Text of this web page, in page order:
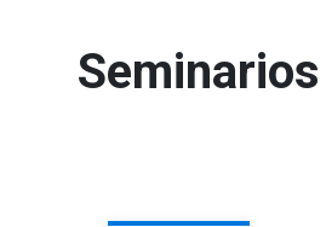
Seminarios